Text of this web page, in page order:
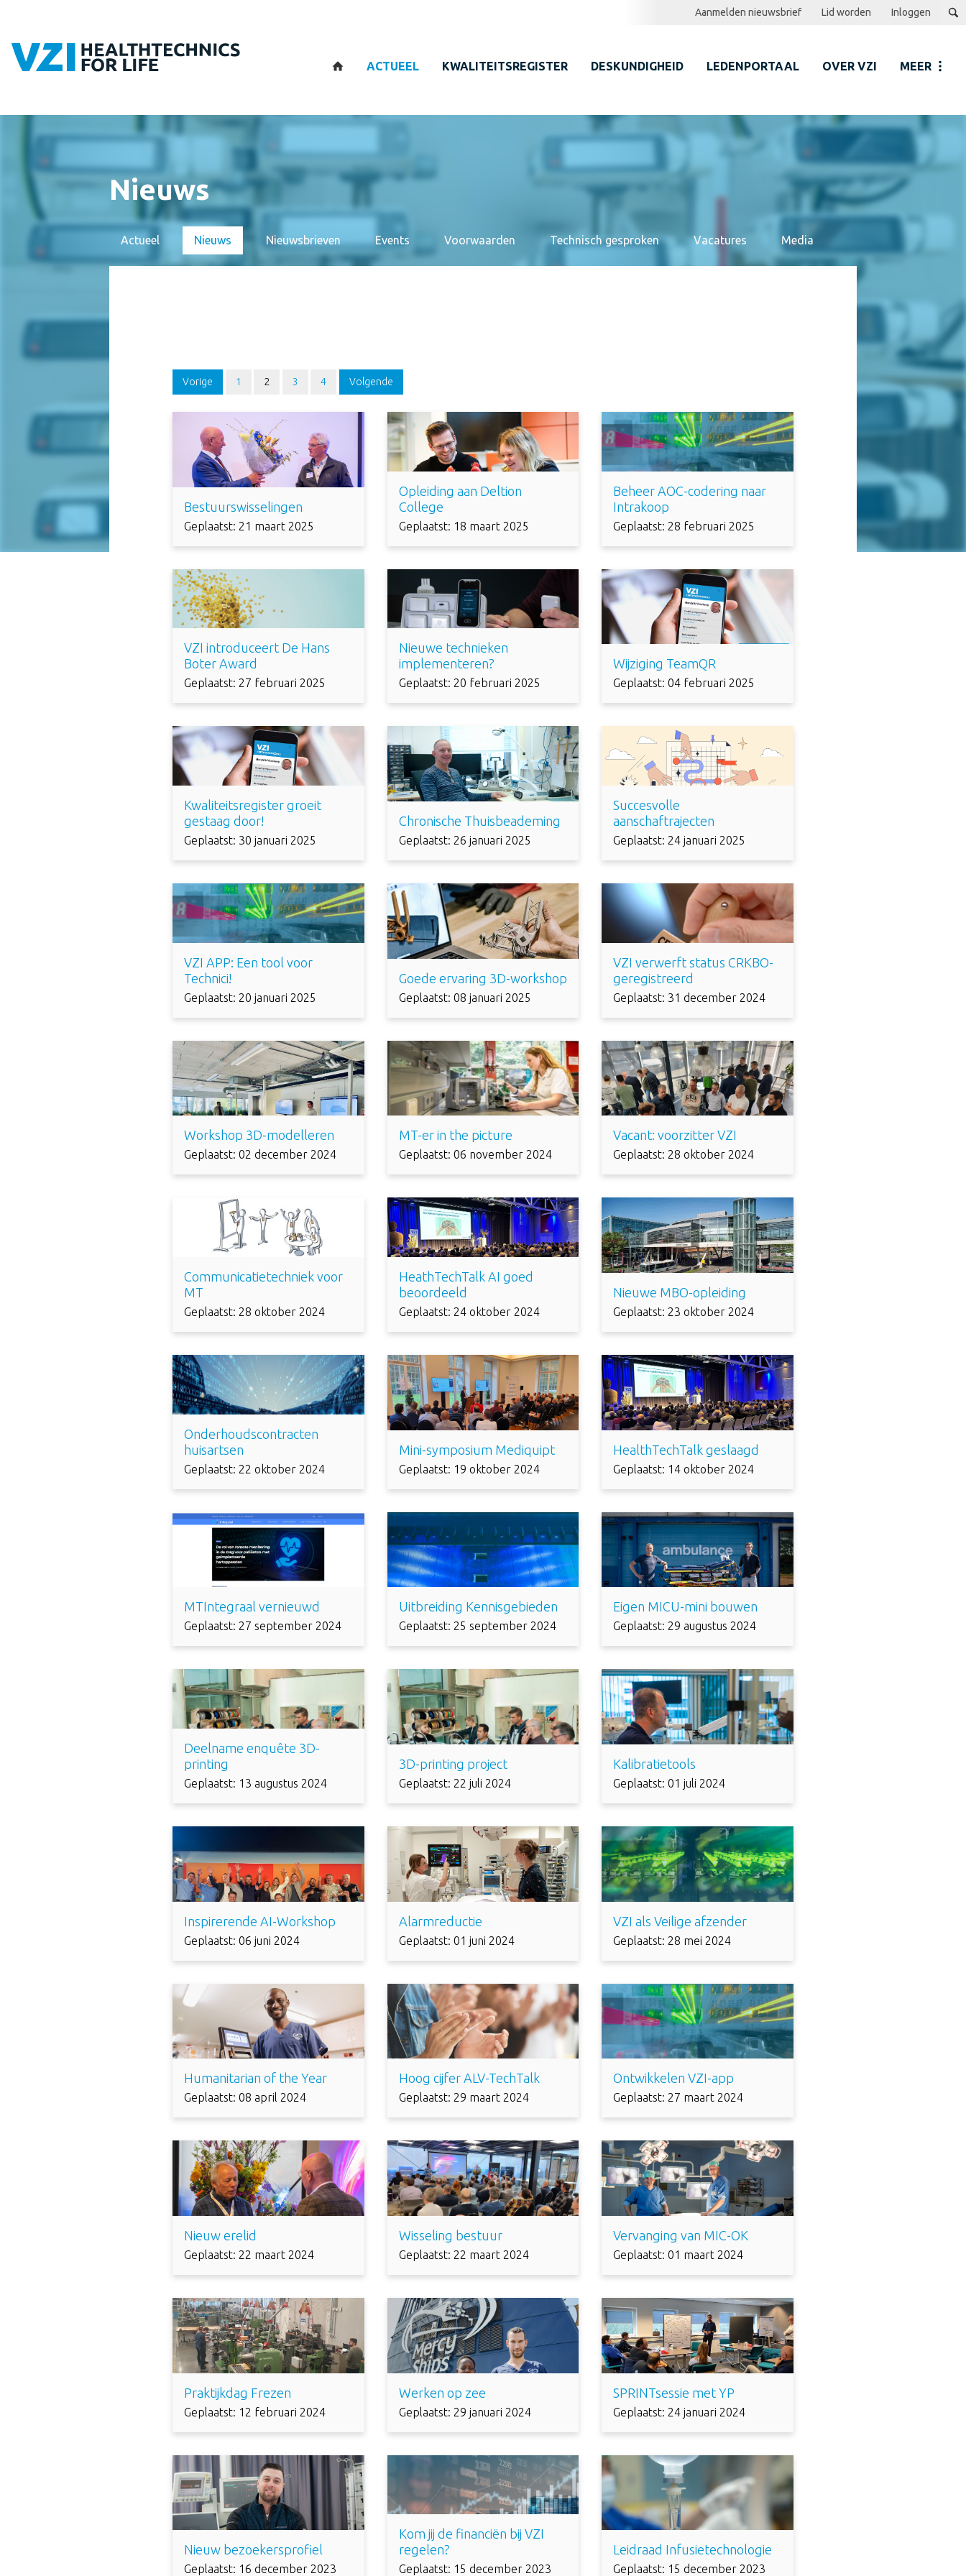
ACTUEEL KWALITEITSREGISTER DESKUNDIGHEID LEDENPORTAAL OVER VZI MEER
Aanmelden nieuwsbrief Lid worden Inloggen
Nieuws
Actueel Nieuws Nieuwsbrieven Events Voorwaarden Technisch gesproken Vacatures Media
Vorige 1 2 3 4 Volgende
Bestuurswisselingen
Geplaatst: 21 maart 2025
Opleiding aan Deltion
College
Geplaatst: 18 maart 2025
Beheer AOC-codering naar
Intrakoop
Geplaatst: 28 februari 2025
VZI introduceert De Hans
Boter Award
Geplaatst: 27 februari 2025
Nieuwe technieken
implementeren?
Geplaatst: 20 februari 2025
Wijziging TeamQR
Geplaatst: 04 februari 2025
Kwaliteitsregister groeit
gestaag door!
Geplaatst: 30 januari 2025
Chronische Thuisbeademing
Geplaatst: 26 januari 2025
Succesvolle
aanschaftrajecten
Geplaatst: 24 januari 2025
VZI APP: Een tool voor
Technici!
Geplaatst: 20 januari 2025
Goede ervaring 3D-workshop
Geplaatst: 08 januari 2025
VZI verwerft status CRKBO-
geregistreerd
Geplaatst: 31 december 2024
Workshop 3D-modelleren
Geplaatst: 02 december 2024
MT-er in the picture
Geplaatst: 06 november 2024
Vacant: voorzitter VZI
Geplaatst: 28 oktober 2024
Communicatietechniek voor
MT
Geplaatst: 28 oktober 2024
HeathTechTalk AI goed
beoordeeld
Geplaatst: 24 oktober 2024
Nieuwe MBO-opleiding
Geplaatst: 23 oktober 2024
Onderhoudscontracten
huisartsen
Geplaatst: 22 oktober 2024
Mini-symposium Mediquipt
Geplaatst: 19 oktober 2024
HealthTechTalk geslaagd
Geplaatst: 14 oktober 2024
MTIntegraal vernieuwd
Geplaatst: 27 september 2024
Uitbreiding Kennisgebieden
Geplaatst: 25 september 2024
Eigen MICU-mini bouwen
Geplaatst: 29 augustus 2024
Deelname enquête 3D-
printing
Geplaatst: 13 augustus 2024
3D-printing project
Geplaatst: 22 juli 2024
Kalibratietools
Geplaatst: 01 juli 2024
Inspirerende AI-Workshop
Geplaatst: 06 juni 2024
Alarmreductie
Geplaatst: 01 juni 2024
VZI als Veilige afzender
Geplaatst: 28 mei 2024
Humanitarian of the Year
Geplaatst: 08 april 2024
Hoog cijfer ALV-TechTalk
Geplaatst: 29 maart 2024
Ontwikkelen VZI-app
Geplaatst: 27 maart 2024
Nieuw erelid
Geplaatst: 22 maart 2024
Wisseling bestuur
Geplaatst: 22 maart 2024
Vervanging van MIC-OK
Geplaatst: 01 maart 2024
Praktijkdag Frezen
Geplaatst: 12 februari 2024
Werken op zee
Geplaatst: 29 januari 2024
SPRINTsessie met YP
Geplaatst: 24 januari 2024
Nieuw bezoekersprofiel
Geplaatst: 16 december 2023
Kom jij de financiën bij VZI
regelen?
Geplaatst: 15 december 2023
Leidraad Infusietechnologie
Geplaatst: 15 december 2023